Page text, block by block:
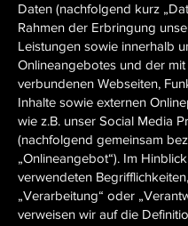
Daten (nachfolgend kurz
Rahmen der Erbringung
Leistungen sowie innerhalb
Onlineangebotes und der mit
verbundenen Webseiten,
Inhalte sowie externen
wie z.B. unser Social Media
(nachfolgend gemeinsam
„Onlineangebot“). Im
verwendeten
„Verarbeitung“ oder
verweisen wir auf die